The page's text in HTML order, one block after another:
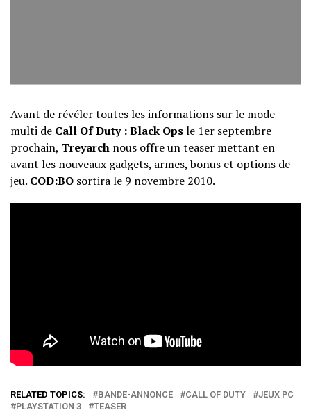
Avant de révéler toutes les informations sur le mode
multi de Call Of Duty : Black Opsle 1er septembre
prochain, Treyarch nous offre un teaser mettant en
avant les nouveaux gadgets, armes, bonus et options de
jeu. COD:BO sortira le 9 novembre 2010.
RELATED TOPICS: BANDE-ANNONCE CALL OF DUTY
JEUX PC
PLAYSTATION 3
TEASER